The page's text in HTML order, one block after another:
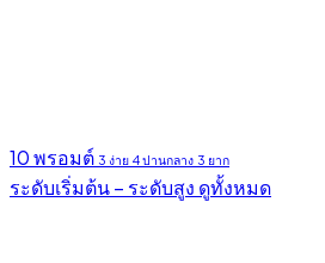
10 พรอมต์ 3 ง่าย 4 ปานกลาง 3 ยาก
ระดับเริ่มต้น – ระดับสูง ดูทั้งหมด